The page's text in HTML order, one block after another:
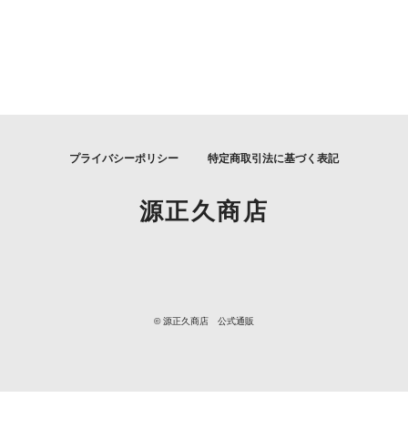
プライバシーポリシー 特定商取引法に基づく表記
源正久商店
© 源正久商店 公式通販